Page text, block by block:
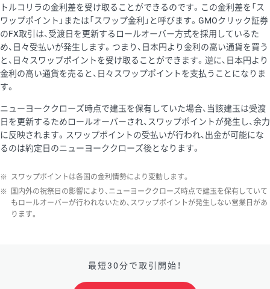
トルコリラの金利差を受け取ることができるのです。この金利差を「ス
ワップポイント」または「スワップ金利」と呼びます。GMOクリック証券
のFX取引は、受渡日を更新するロールオーバー方式を採用しているた
め、日々受払いが発生します。つまり、日本円より金利の高い通貨を買う
と、日々スワップポイントを受け取ることができます。逆に、日本円より
金利の高い通貨を売ると、日々スワップポイントを支払うことになりま
す。
ニューヨーククローズ時点で建玉を保有していた場合、当該建玉は受渡
日を更新するためロールオーバーされ、スワップポイントが発生し、余力
に反映されます。スワップポイントの受払いが行われ、出金が可能にな
るのは約定日のニューヨーククローズ後となります。
※ スワップポイントは各国の金利情勢により変動します。
※
国内外の祝祭日の影響により、ニューヨーククローズ時点で建玉を保有していて
もロールオーバーが行われないため、スワップポイントが発生しない営業日があ
ります。
最短30分で取引開始！